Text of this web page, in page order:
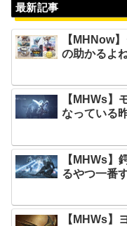
最新記事
【MHNow
の助かるよ
【MHWs】
なっている
【MHWs】
るやつ一番
【MHWs】